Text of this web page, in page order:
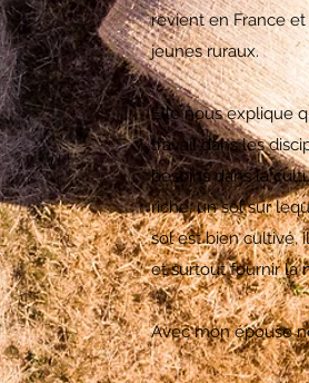
revient en France
jeunes ruraux.
Elle nous explique
travail dans les
besoins dans la
riche, un sol sur
sol est bien cultivé,
et surtout fournir la
Avec mon épouse